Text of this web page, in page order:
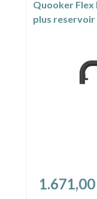
Quooker Flex
plus reservoir
1.671,00